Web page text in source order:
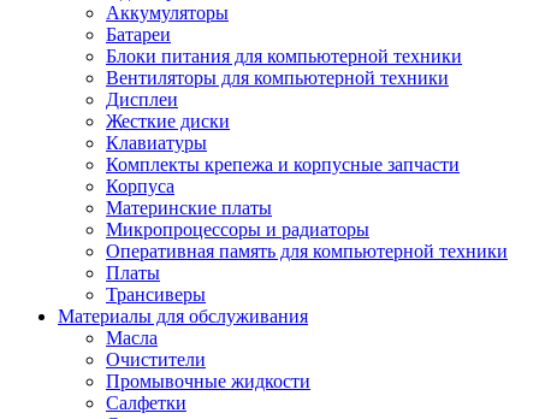
Аккумуляторы
Батареи
Блоки питания для компьютерной техники
Вентиляторы для компьютерной техники
Дисплеи
Жесткие диски
Клавиатуры
Комплекты крепежа и корпусные запчасти
Корпуса
Материнские платы
Микропроцессоры и радиаторы
Оперативная память для компьютерной техники
Платы
Трансиверы
Материалы для обслуживания
Масла
Очистители
Промывочные жидкости
Салфетки